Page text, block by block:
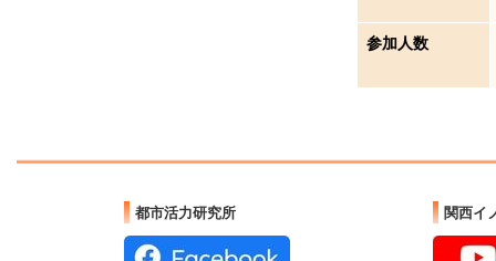
参加人数
都市活力研究所 関西イ